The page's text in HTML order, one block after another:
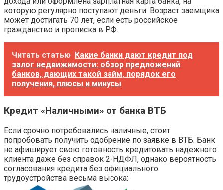
которую регулярно поступают деньги. Возраст заемщика
может достигать 70 лет, если есть российское
гражданство и прописка в РФ.
Читать статью Какие банки дают кредит под
залог недвижимости: обзор предложений
банков, дающих такой займ, порядок его
получения, плюсы и минусы
Кредит «Наличными» от банка ВТБ
Если срочно потребовались наличные, стоит
попробовать получить одобрение по заявке в ВТБ. Банк
не афиширует свою готовность кредитовать надежного
клиента даже без справок 2-НДФЛ, однако вероятность
согласования кредита без официального
трудоустройства весьма высока: